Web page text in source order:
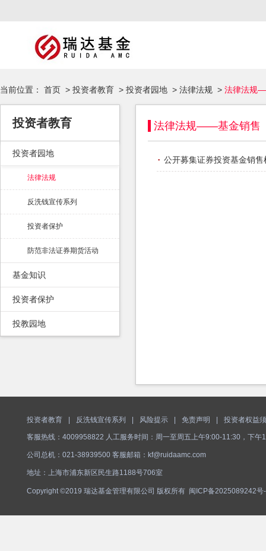
当前位置： 首页 > 投资者教育 > 投资者园地 > 法律法规 > 法律法规
投资者教育
投资者园地
法律法规
反洗钱宣传系列
投资者保护
防范非法证券期货活动
基金知识
投资者保护
投教园地
法律法规——基金销售
· 公开募集证券投资基金销
投资者教育 反洗钱宣传系列 风险提示 免责声明 投资者权益
客服热线：4009958822 人工服务时间：周一至周五上午9:00-11:30，下午
公司总机：021-38939500 客服邮箱：kf@ruidaamc.com
地址：上海市浦东新区民生路1188号706室
Copyright ©2019 瑞达基金管理有限公司 版权所有 闽ICP备2025089242号